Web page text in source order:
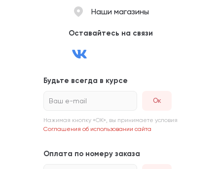
Наши магазины
Оставайтесь на связи
Будьте всегда в курсе
Ваш e-mail
Нажимая кнопку «ОК», вы принимаете условия
Соглашения об использовании сайта
Оплата по номеру заказа